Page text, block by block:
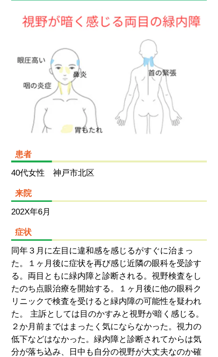
患者
40代女性 神戸市北区
来院
202X年6月
症状
同年３月に左目に違和感を感じるがすぐに治まっ
た。１ヶ月後に症状を再び感じ近隣の眼科を受診す
る。両目ともに緑内障と診断される。視野検査をし
たのち点眼治療を開始する。１ヶ月後に他の眼科ク
リニックで検査を受けると緑内障の可能性を疑われ
た。 主訴としては目のかすみと視野が暗く感じる。
２か月前まではまったく気にならなかった。視力の
低下などはなかった。緑内障と診断されてからは気
分が落ち込み、日中も自分の視野が大丈夫なのか確